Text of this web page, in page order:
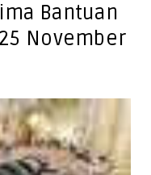
Bantuan
November